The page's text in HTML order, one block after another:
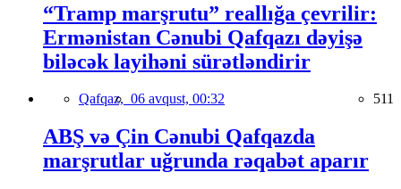
“Tramp marşrutu” reallığa çevrilir:
Ermənistan Cənubi Qafqazı dəyişə
biləcək layihəni sürətləndirir
Qafqaz, 06 avqust, 00:32 511
ABŞ və Çin Cənubi Qafqazda
marşrutlar uğrunda rəqabət aparır